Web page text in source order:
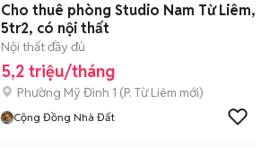
Cho thuê phòng Studio Nam Từ Liêm,
5tr2, có nội thất
Nội thất đầy đủ
5,2 triệu/tháng
Phường Mỹ Đình 1 (P. Từ Liêm mới)
Cộng Đồng Nhà Đất